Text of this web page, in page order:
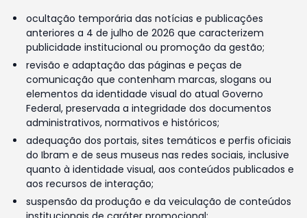
ocultação temporária das notícias e publicações
anteriores a 4 de julho de 2026 que caracterizem
publicidade institucional ou promoção da gestão;
revisão e adaptação das páginas e peças de
comunicação que contenham marcas, slogans ou
elementos da identidade visual do atual Governo
Federal, preservada a integridade dos documentos
administrativos, normativos e históricos;
adequação dos portais, sites temáticos e perfis oficiais
do Ibram e de seus museus nas redes sociais, inclusive
quanto à identidade visual, aos conteúdos publicados e
aos recursos de interação;
suspensão da produção e da veiculação de conteúdos